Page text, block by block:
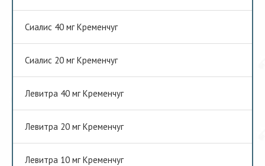
Сиалис 40 мг Кременчуг
Сиалис 20 мг Кременчуг
Левитра 40 мг Кременчуг
Левитра 20 мг Кременчуг
Левитра 10 мг Кременчуг